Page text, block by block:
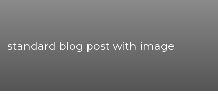
standard blog post with image